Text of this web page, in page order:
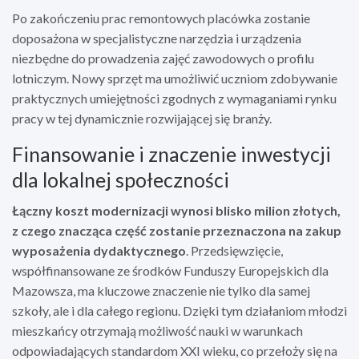
Po zakończeniu prac remontowych placówka zostanie
doposażona w specjalistyczne narzędzia i urządzenia
niezbędne do prowadzenia zajęć zawodowych o profilu
lotniczym. Nowy sprzęt ma umożliwić uczniom zdobywanie
praktycznych umiejętności zgodnych z wymaganiami rynku
pracy w tej dynamicznie rozwijającej się branży.
Finansowanie i znaczenie inwestycji
dla lokalnej społeczności
Łączny koszt modernizacji wynosi blisko milion złotych,
z czego znacząca część zostanie przeznaczona na zakup
wyposażenia dydaktycznego. Przedsięwzięcie,
współfinansowane ze środków Funduszy Europejskich dla
Mazowsza, ma kluczowe znaczenie nie tylko dla samej
szkoły, ale i dla całego regionu. Dzięki tym działaniom młodzi
mieszkańcy otrzymają możliwość nauki w warunkach
odpowiadających standardom XXI wieku, co przełoży się na